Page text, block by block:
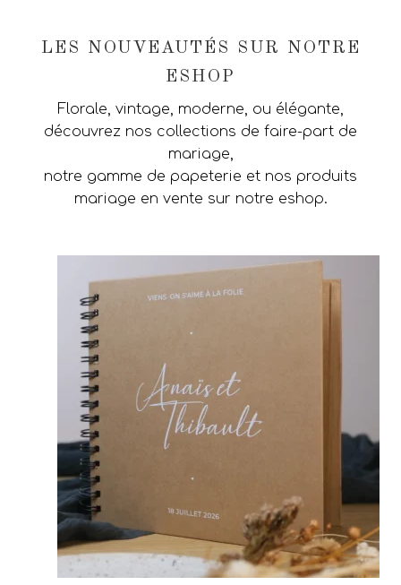
LES NOUVEAUTÉS SUR NOTRE
ESHOP
Florale, vintage, moderne, ou élégante,
découvrez nos collections de faire-part de
mariage,
notre gamme de papeterie et nos produits
mariage en vente sur notre eshop.